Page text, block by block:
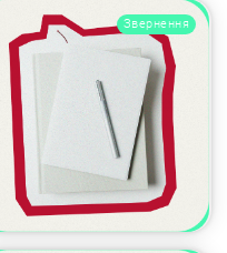
Звернення